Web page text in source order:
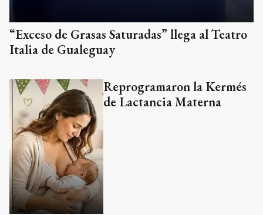
“Exceso de Grasas Saturadas” llega al Teatro
Italia de Gualeguay
Reprogramaron la Kermés
de Lactancia Materna